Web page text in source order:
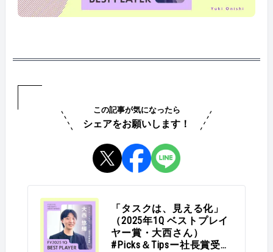
この記事が気になったら
シェアをお願いします！
「タスクは、見える化」
（2025年1Q ベストプレイ
ヤー賞・大西さん）
#Picks＆Tipsー社長賞受賞